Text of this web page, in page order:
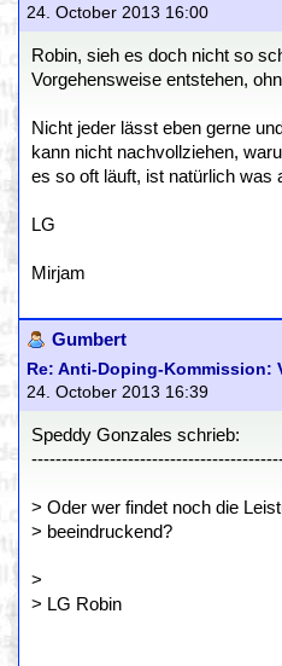
24. October 2013 16:00
Robin, sieh es doch nicht so
Vorgehensweise entstehen,
Nicht jeder lässt eben gerne
kann nicht nachvollziehen,
es so oft läuft, ist natürlich was
LG
Mirjam
Gumbert
Re: Anti-Doping-Kommission:
24. October 2013 16:39
Speddy Gonzales schrieb:
> Oder wer findet noch die
> beeindruckend?
>
> LG Robin